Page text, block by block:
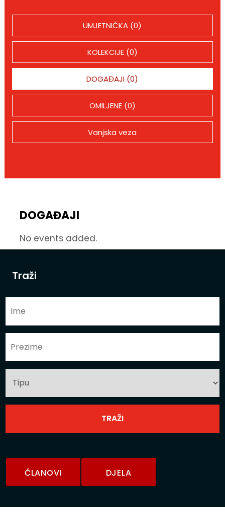
Traži
ČLANOVI DJELA
UMJETNIČKA (0)
KOLEKCIJE (0)
DOGAĐAJI (0)
OMILJENE (0)
Vanjska veza
DOGAĐAJI
No events added.